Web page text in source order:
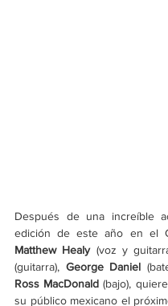
Después de una increíble
Matthew Healy (voz y
(guitarra), George Daniel
Ross MacDonald (bajo),